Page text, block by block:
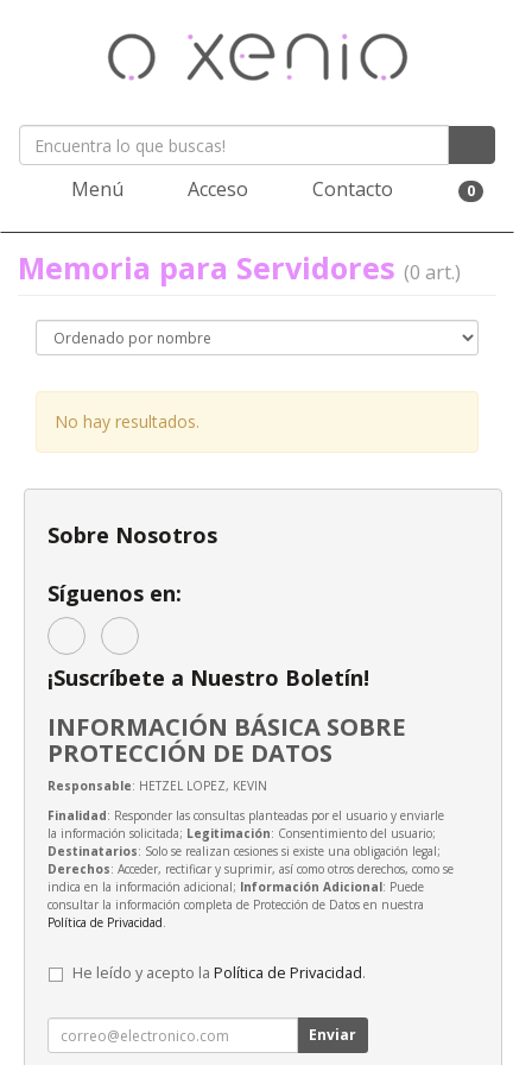
Menú Acceso Contacto 0
Memoria para Servidores (0 art.)
No hay resultados.
Sobre Nosotros
Síguenos en:
¡Suscríbete a Nuestro Boletín!
INFORMACIÓN BÁSICA SOBRE
PROTECCIÓN DE DATOS
Responsable: HETZEL LOPEZ, KEVIN
Finalidad: Responder las consultas planteadas por el usuario y enviarle
la información solicitada; Legitimación: Consentimiento del usuario;
Destinatarios: Solo se realizan cesiones si existe una obligación legal;
Derechos: Acceder, rectificar y suprimir, así como otros derechos, como se
indica en la información adicional; Información Adicional: Puede
consultar la información completa de Protección de Datos en nuestra
Política de Privacidad.
He leído y acepto la Política de Privacidad.
Enviar